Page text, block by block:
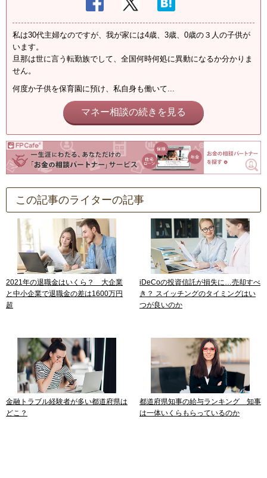
私は30代主婦なのですが、我が家には4歳、3歳、0歳の３人の子供が
います。
旦那は世に言う転勤族でして、全国何時何処に異動になるか分かりま
せん。
何度か子供を保育園に預け、私自身も働いて...
マネー相談の続きを見る
この記事のライターの記事
2021年の退職金はいくら？ 大企業
と中小企業で退職金の差は1600万円
超
iDeCoの投資信託が損失に…売却すべ
き？ スイッチングのタイミングはい
つが良いのか
金融トラブル経験者が多い都道府県は
どこ？
都道府県知事の給与ランキング 知事
は一体いくらもらっているのか